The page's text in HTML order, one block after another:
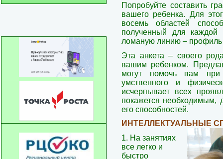
Попробуйте составить
вашего ребенка. Для
восемь областей
полученный для
ломаную линию – профиль
Эта анкета – своего
вашим ребенком.
могут помочь вам при
умственного и
исчерпывает всех
покажется необходимым,
его способностей.
ИНТЕЛЛЕКТУАЛЬНЫЕ
1. На занятиях
все легко и
быстро